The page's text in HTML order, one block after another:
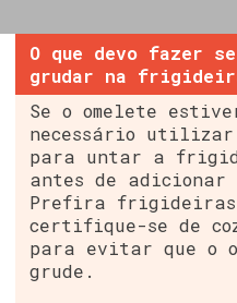
O que devo fazer se
grudar na
Se o omelete
necessário utilizar
para untar a
antes de adicionar
Prefira frigideiras
certifique-se de
para evitar que o
grude.